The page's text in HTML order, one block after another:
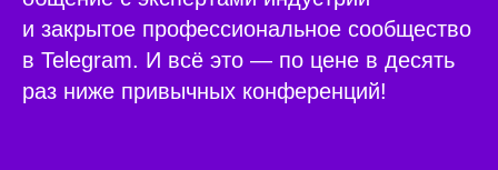
и закрытое профессиональное сообщество
в Telegram. И всё это — по цене в десять
раз ниже привычных конференций!